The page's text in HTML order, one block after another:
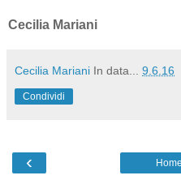
Cecilia Mariani
Cecilia Mariani In data... 9.6.16
Condividi
‹